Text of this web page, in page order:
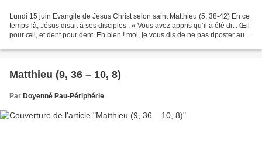
Lundi 15 juin Evangile de Jésus Christ selon saint Matthieu (5, 38-42) En ce
temps-là, Jésus disait à ses disciples : « Vous avez appris qu’il a été dit : Œil
pour œil, et dent pour dent. Eh bien ! moi, je vous dis de ne pas riposter au
Matthieu (9, 36 – 10, 8)
Par Doyenné Pau-Périphérie